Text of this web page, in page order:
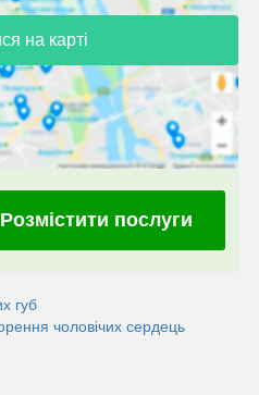
на карті
Розмістити послуги
губ
чоловічих сердець